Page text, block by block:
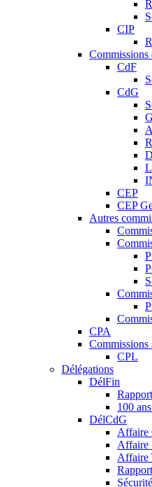
CIP
Commissions
CdF
CdG
CEP
CEP
Autres
CPA
Commissions
CPL
Délégations
DélFin
100
DélCdG
Affaire
Affaire
Affaire